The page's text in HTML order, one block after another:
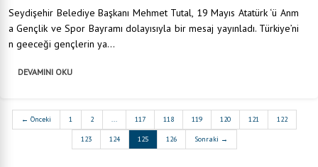
Seydişehir Belediye Başkanı Mehmet Tutal, 19 Mayıs Atatürk ‘ü Anm
a Gençlik ve Spor Bayramı dolayısıyla bir mesaj yayınladı. Türkiye’ni
n geeceği gençlerin ya...
DEVAMINI OKU
← Önceki 1 2 ... 117 118 119 120 121 122
123 124 125 126 Sonraki →